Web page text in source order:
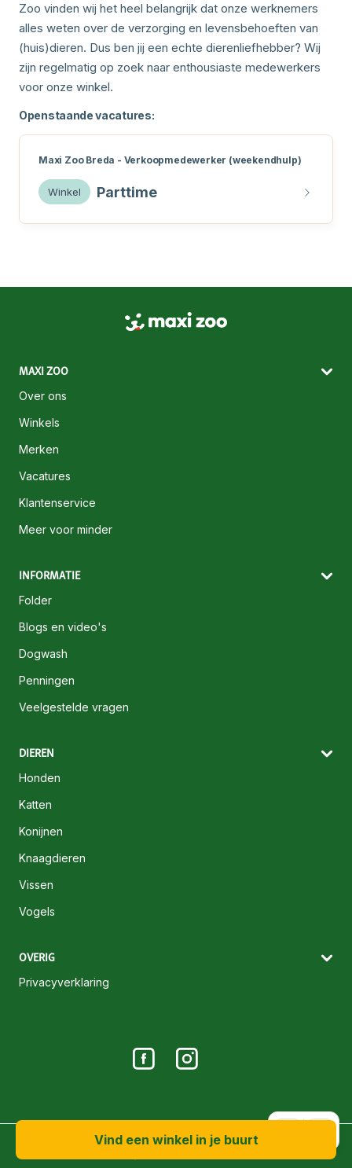
Zoo vinden wij het heel belangrijk dat onze werknemers
alles weten over de verzorging en levensbehoeften van
(huis)dieren. Dus ben jij een echte dierenliefhebber? Wij
zijn regelmatig op zoek naar enthousiaste medewerkers
voor onze winkel.
Openstaande vacatures:
Maxi Zoo Breda - Verkoopmedewerker (weekendhulp)
Winkel Parttime
MAXI ZOO
Over ons
Winkels
Merken
Vacatures
Klantenservice
Meer voor minder
INFORMATIE
Folder
Blogs en video's
Dogwash
Penningen
Veelgestelde vragen
DIEREN
Honden
Katten
Konijnen
Knaagdieren
Vissen
Vogels
OVERIG
Privacyverklaring
Vind een winkel in je buurt